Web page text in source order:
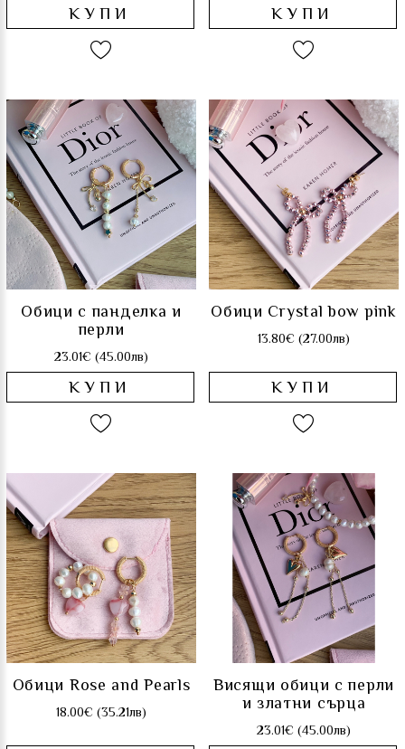
КУПИ КУПИ
Обици с панделка и
перли
23.01€ (45.00лв)
КУПИ
Обици Crystal bow pink
13.80€ (27.00лв)
КУПИ
Обици Rose and Pearls
18.00€ (35.21лв)
Висящи обици с перли
и златни сърца
23.01€ (45.00лв)